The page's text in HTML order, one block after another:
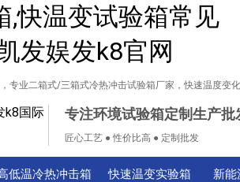
,快温变试验箱常见
发娱发k8官网
专业二箱式/三箱式冷热冲击试验箱厂家，快速温度变
k8国际 专注环境试验箱定制生产批
匠心工艺 ● 性价比高 ● 定制批发
低温冷热冲击箱 快速温变实验箱 新